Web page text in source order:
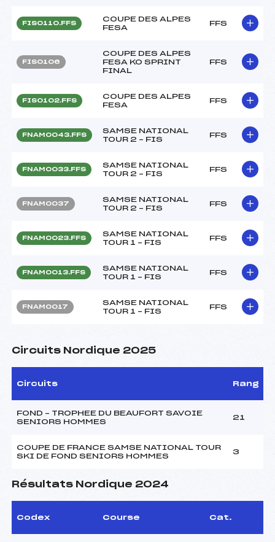
FIS0110.FFS
COUPE DES ALPES
FESA
FFS
FIS0106
COUPE DES ALPES
FESA KO SPRINT
FINAL
FFS
FIS0102.FFS
COUPE DES ALPES
FESA
FFS
FNAM0043.FFS
SAMSE NATIONAL
TOUR 2 – FIS
FFS
FNAM0033.FFS
SAMSE NATIONAL
TOUR 2 – FIS
FFS
FNAM0037
SAMSE NATIONAL
TOUR 2 – FIS
FFS
FNAM0023.FFS
SAMSE NATIONAL
TOUR 1 – FIS
FFS
FNAM0013.FFS
SAMSE NATIONAL
TOUR 1 – FIS
FFS
FNAM0017
SAMSE NATIONAL
TOUR 1 – FIS
FFS
Circuits Nordique 2025
Circuits Rang
FOND – TROPHEE DU BEAUFORT SAVOIE
SENIORS HOMMES
21
COUPE DE FRANCE SAMSE NATIONAL TOUR
SKI DE FOND SENIORS HOMMES
3
Résultats Nordique 2024
Codex Course Cat.